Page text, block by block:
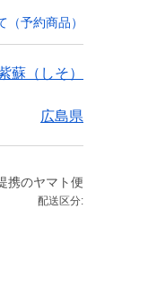
予約商品）
蘇（しそ）
広島県
携のヤマト便
配送区分: